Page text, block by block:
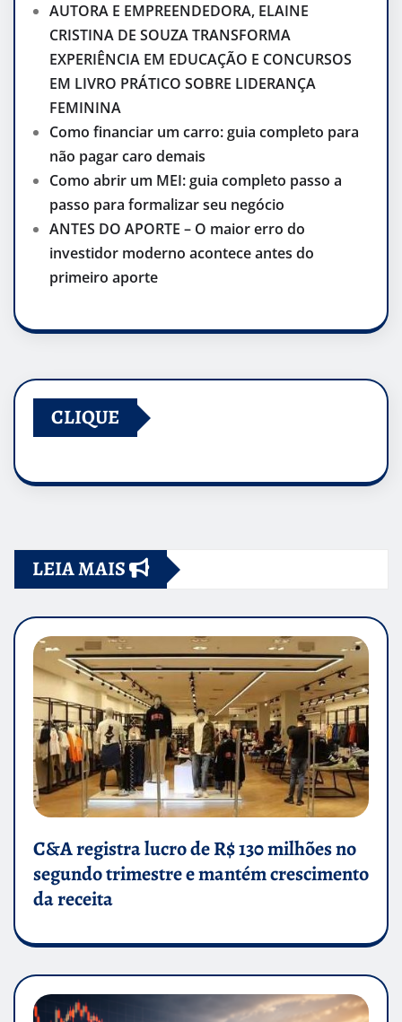
AUTORA E EMPREENDEDORA, ELAINE
CRISTINA DE SOUZA TRANSFORMA
EXPERIÊNCIA EM EDUCAÇÃO E CONCURSOS
EM LIVRO PRÁTICO SOBRE LIDERANÇA
FEMININA
Como financiar um carro: guia completo para
não pagar caro demais
Como abrir um MEI: guia completo passo a
passo para formalizar seu negócio
ANTES DO APORTE – O maior erro do
investidor moderno acontece antes do
primeiro aporte
CLIQUE
LEIA MAIS
C&A registra lucro de R$ 130 milhões no
segundo trimestre e mantém crescimento
da receita